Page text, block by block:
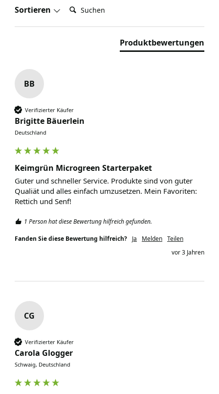
Sortieren Suchen:
Produktbewertungen
BB
Verifizierter Käufer
Brigitte Bäuerlein
Deutschland
Keimgrün Microgreen Starterpaket
Guter und schneller Service. Produkte sind von guter
Qualiät und alles einfach umzusetzen. Mein Favoriten:
Rettich und Senf!
1 Person hat diese Bewertung hilfreich gefunden.
Fanden Sie diese Bewertung hilfreich? Ja Melden Teilen
vor 3 Jahren
CG
Verifizierter Käufer
Carola Glogger
Schwaig, Deutschland